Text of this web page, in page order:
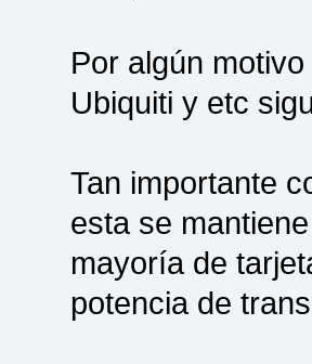
Por algún
Ubiquiti y etc
Tan importante
esta se
mayoría de
potencia de